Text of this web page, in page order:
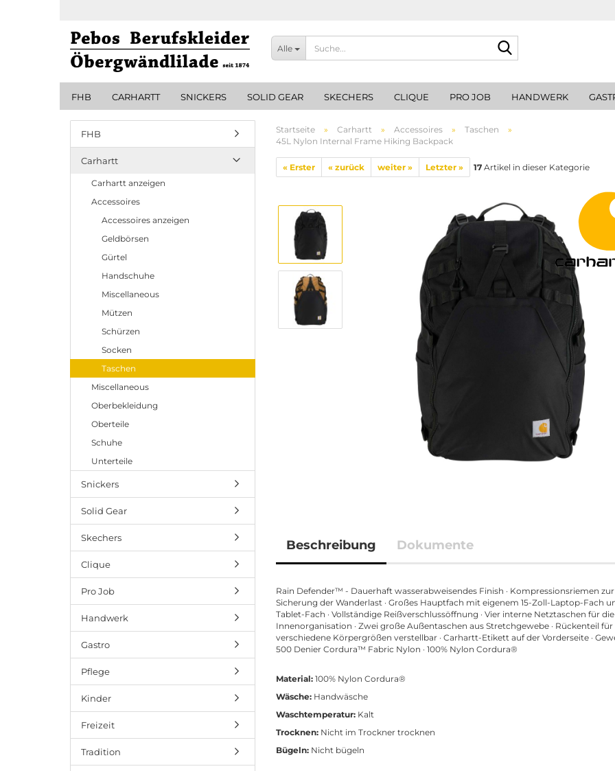
Alle
FHB CARHARTT SNICKERS SOLID GEAR SKECHERS CLIQUE PRO JOB HANDWERK
Startseite » Carhartt » Accessoires » Taschen
»
45L Nylon Internal Frame Hiking Backpack
« Erster « zurück weiter » Letzter » 17 Artikel in dieser Kategorie
Beschreibung Dokumente
Rain Defender™ - Dauerhaft wasserabweisendes Finish · Kompressionsriemen zur
Sicherung der Wanderlast · Großes Hauptfach mit eigenem 15-Zoll-Laptop-Fach
Tablet-Fach · Vollständige Reißverschlussöffnung · Vier interne Netztaschen für die
Innenorganisation · Zwei große Außentaschen aus Stretchgewebe · Rückenteil für
verschiedene Körpergrößen verstellbar · Carhartt-Etikett auf der Vorderseite ·
500 Denier Cordura™ Fabric Nylon · 100% Nylon Cordura®
Material: 100% Nylon Cordura®
Wäsche: Handwäsche
Waschtemperatur: Kalt
Trocknen: Nicht im Trockner trocknen
Bügeln: Nicht bügeln
FHB
Carhartt
Carhartt anzeigen
Accessoires
Accessoires anzeigen
Geldbörsen
Gürtel
Handschuhe
Miscellaneous
Mützen
Schürzen
Socken
Taschen
Miscellaneous
Oberbekleidung
Oberteile
Schuhe
Unterteile
Snickers
Solid Gear
Skechers
Clique
Pro Job
Handwerk
Gastro
Pflege
Kinder
Freizeit
Tradition